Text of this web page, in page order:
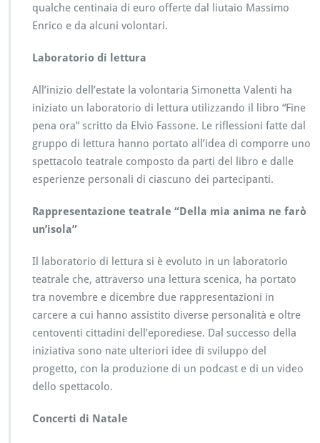
qualche centinaia di euro offerte dal liutaio Massimo
Enrico e da alcuni volontari.
Laboratorio di lettura
All’inizio dell’estate la volontaria Simonetta Valenti ha
iniziato un laboratorio di lettura utilizzando il libro “Fine
pena ora” scritto da Elvio Fassone. Le riflessioni fatte dal
gruppo di lettura hanno portato all’idea di comporre uno
spettacolo teatrale composto da parti del libro e dalle
esperienze personali di ciascuno dei partecipanti.
Rappresentazione teatrale “Della mia anima ne farò
un’isola”
Il laboratorio di lettura si è evoluto in un laboratorio
teatrale che, attraverso una lettura scenica, ha portato
tra novembre e dicembre due rappresentazioni in
carcere a cui hanno assistito diverse personalità e oltre
centoventi cittadini dell’eporediese. Dal successo della
iniziativa sono nate ulteriori idee di sviluppo del
progetto, con la produzione di un podcast e di un video
dello spettacolo.
Concerti di Natale